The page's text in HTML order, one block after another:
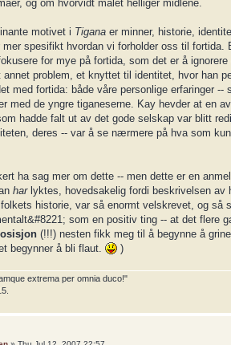
og om hvorvidt målet helliger midlene.
motivet i Tigana er minner, historie,
mer spesifikt hvordan vi forholder oss til
for mye på fortida, som det er å
annet problem, et knyttet til identitet, hvor han
med fortida: både våre personlige erfaringer
med de yngre tiganeserne. Kay hevder at en
hadde falt ut av det gode selskap var blitt
deres -- var å se nærmere på hva som
ha sag mer om dette -- men dette er en
harlyktes, hovedsakelig fordi beskrivelsen av
historie, var så enormt velskrevet, og
som en positiv ting -- at det flere
(!!!) nesten fikk meg til å begynne å
begynner å bli flaut.
)
extrema per omnia duco!"